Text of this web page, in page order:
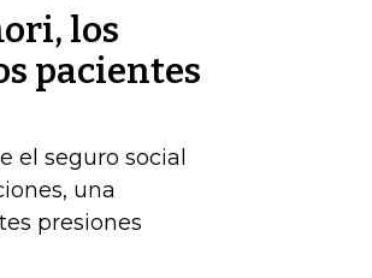
los
pacientes
el seguro social
una
presiones